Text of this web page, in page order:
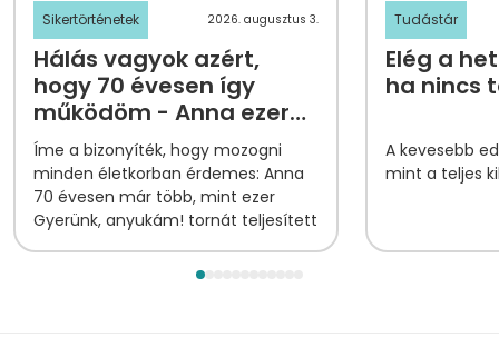
Sikertörténetek 2026. augusztus 3.
Hálás vagyok azért,
hogy 70 évesen így
működöm - Anna ezer
tornapontjának
története
Íme a bizonyíték, hogy mozogni
minden életkorban érdemes: Anna
70 évesen már több, mint ezer
Gyerünk, anyukám! tornát teljesített
Tudástár
Elég a
ha nincs
A kevesebb
mint a teljes